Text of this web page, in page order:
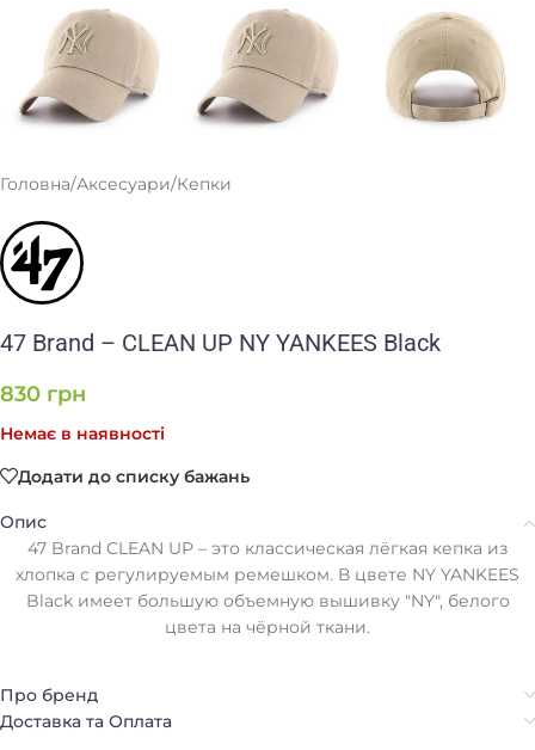
Головна/Аксесуари/Кепки
47 Brand – CLEAN UP NY YANKEES Black
830 грн
Немає в наявності
Додати до списку бажань
Опис
47 Brand CLEAN UP – это классическая лёгкая кепка из
хлопка с регулируемым ремешком. В цвете NY YANKEES
Black имеет большую объемную вышивку "NY", белого
цвета на чёрной ткани.
Про бренд
Доставка та Оплата